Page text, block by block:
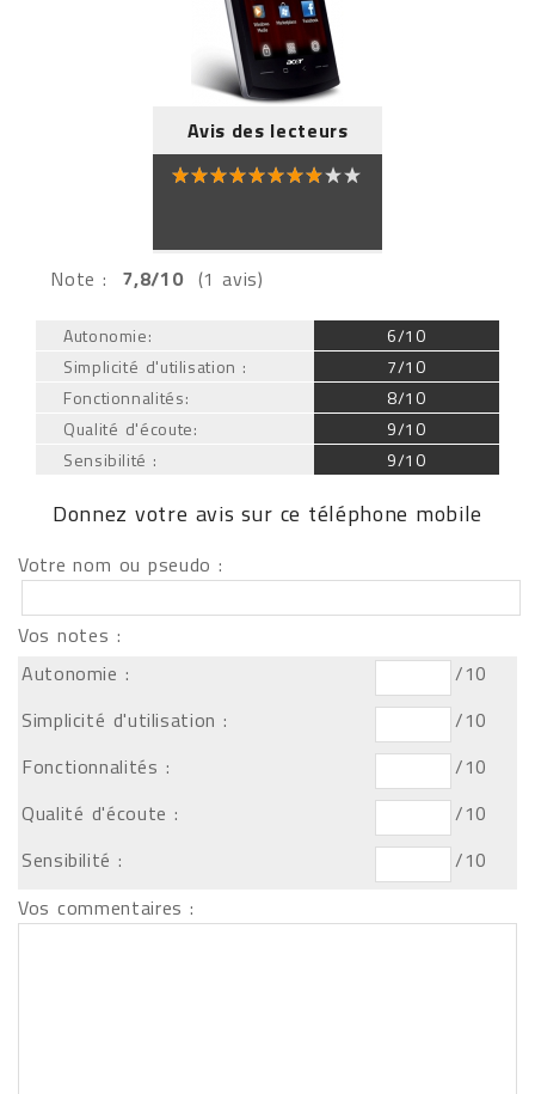
Avis des lecteurs
Note : 7,8/10 (1 avis)
Autonomie:
Simplicité d'utilisation :
Fonctionnalités:
Qualité d'écoute:
Sensibilité :
6/10
7/10
8/10
9/10
9/10
Donnez votre avis sur ce téléphone mobile
Votre nom ou pseudo :
Vos notes :
Autonomie :
/10
Simplicité d'utilisation :
/10
Fonctionnalités :
/10
Qualité d'écoute :
/10
Sensibilité :
/10
Vos commentaires :